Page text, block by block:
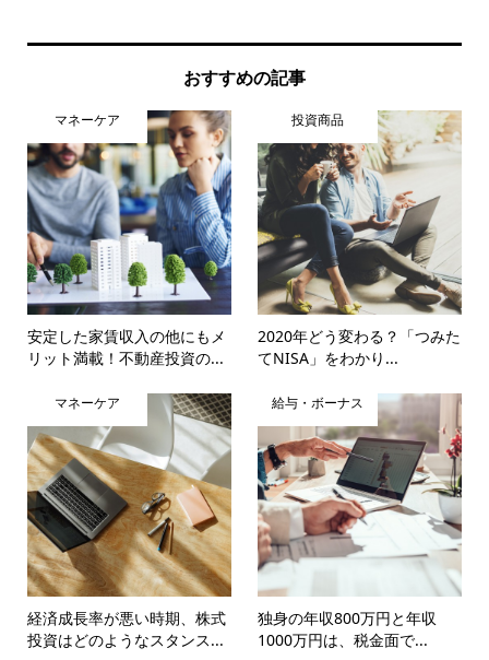
おすすめの記事
マネーケア
安定した家賃収入の他にもメ
リット満載！不動産投資の...
投資商品
2020年どう変わる？「つみた
てNISA」をわかり...
マネーケア
経済成長率が悪い時期、株式
投資はどのようなスタンス...
給与・ボーナス
独身の年収800万円と年収
1000万円は、税金面で...